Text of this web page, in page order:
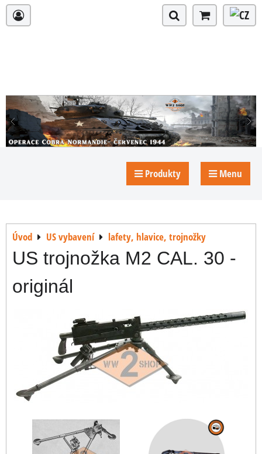
Produkty Menu
Úvod US vybavení lafety, hlavice, trojnožky
US trojnožka M2 CAL. 30 -
originál